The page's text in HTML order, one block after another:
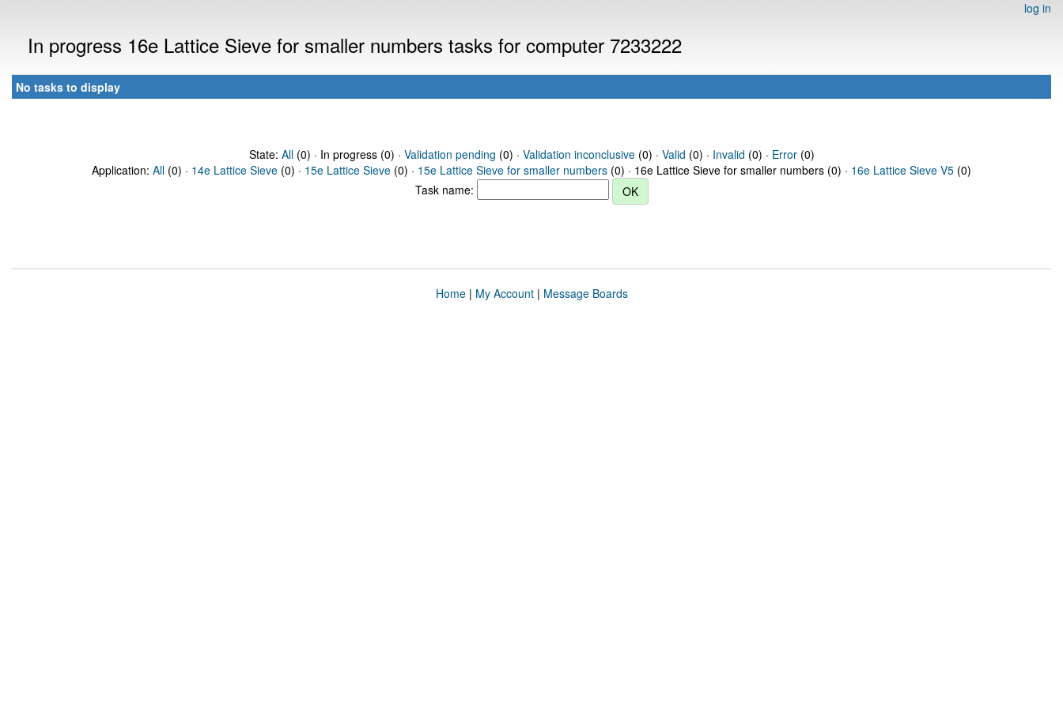
log in
In progress 16e Lattice Sieve for smaller numbers tasks for computer 7233222
No tasks to display
State: All(0) · In progress (0) · Validation pending (0) · Validation inconclusive(0) · Valid (0) · Invalid (0) · Error(0)
Application: All (0) · 14e Lattice Sieve (0) · 15e Lattice Sieve (0) · 15e Lattice Sieve for smaller numbers (0) · 16e Lattice Sieve for smaller numbers (0) · 16e Lattice Sieve V5 (0)
Task name:
Home| My Account| Message Boards